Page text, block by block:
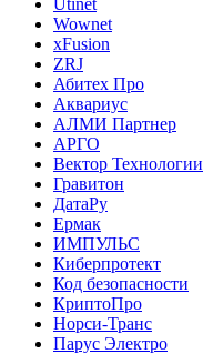
Utinet
Wownet
xFusion
ZRJ
Абитех Про
Аквариус
АЛМИ Партнер
АРГО
Вектор Технологии
Гравитон
ДатаРу
Ермак
ИМПУЛЬС
Киберпротект
Код безопасности
КриптоПро
Норси-Транс
Парус Электро